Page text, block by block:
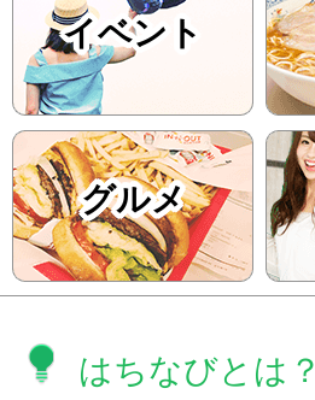
イベント
グルメ
はちなびとは？